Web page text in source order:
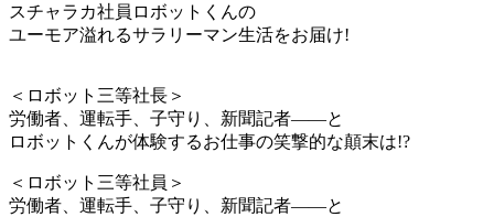
スチャラカ社員ロボットくんの
ユーモア溢れるサラリーマン生活をお届け!
＜ロボット三等社長＞
労働者、運転手、子守り、新聞記者――と
ロボットくんが体験するお仕事の笑撃的な顛末は!?
＜ロボット三等社員＞
労働者、運転手、子守り、新聞記者――と